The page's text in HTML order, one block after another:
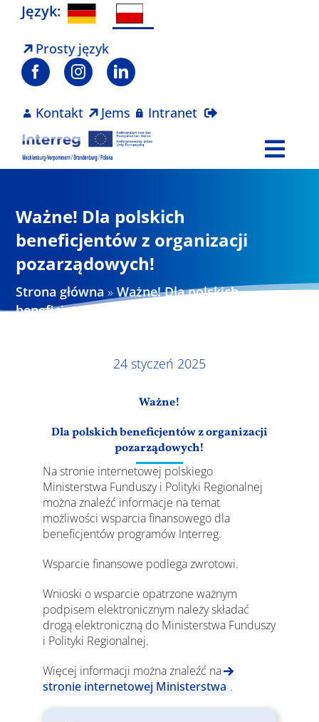
Skip
content
Język:
Prosty język
Kontakt Jems Intranet
Projekty
Aktualności
Ważne! Dla polskich
beneficjentów z organizacji
pozarządowych!
Strona główna »Ważne! Dla polskich
beneficjentów z organizacji pozarządowych!
24 styczeń 2025
Ważne!
Dla polskich beneficjentówz organizacji
pozarządowych!
Na stronie internetowej polskiego
Ministerstwa Funduszy i Polityki Regionalnej
można znaleźć informacje na temat
możliwości wsparcia finansowego dla
beneficjentów programów Interreg.
Wsparcie finansowe podlega zwrotowi.
Wnioski o wsparcie opatrzone ważnym
podpisem elektronicznym należy składać
drogą elektroniczną do Ministerstwa Funduszy
i Polityki Regionalnej.
Więcej informacji można znaleźć na
stronie internetowej Ministerstwa .